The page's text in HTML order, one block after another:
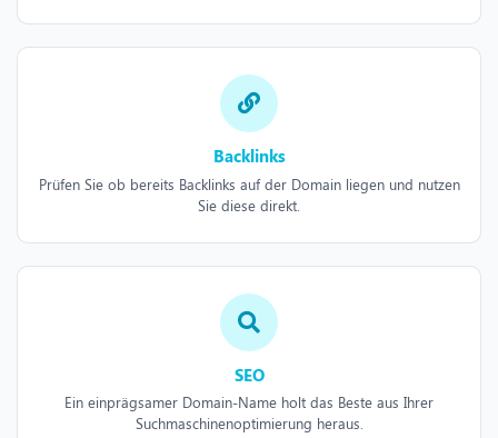
Backlinks
Prüfen Sie ob bereits Backlinks auf der Domain liegen und nutzen
Sie diese direkt.
SEO
Ein einprägsamer Domain-Name holt das Beste aus Ihrer
Suchmaschinenoptimierung heraus.